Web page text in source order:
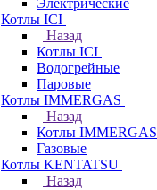
Электрические
Котлы ICI
Назад
Котлы ICI
Водогрейные
Паровые
Котлы IMMERGAS
Назад
Котлы IMMERGAS
Газовые
Котлы KENTATSU
Назад